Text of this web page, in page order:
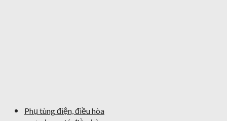
Phụ tùng điện, điều hòa